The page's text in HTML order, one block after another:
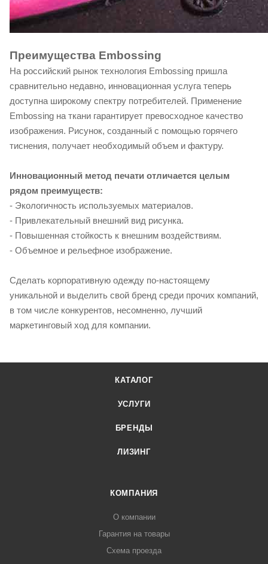
Преимущества Embossing
На российский рынок технология Embossing пришла
сравнительно недавно, инновационная услуга теперь
доступна широкому спектру потребителей. Применение
Embossing на ткани гарантирует превосходное качество
изображения. Рисунок, созданный с помощью горячего
тиснения, получает необходимый объем и фактуру.
Инновационный метод печати отличается целым
рядом преимуществ:
- Экологичность используемых материалов.
- Привлекательный внешний вид рисунка.
- Повышенная стойкость к внешним воздействиям.
- Объемное и рельефное изображение.
Сделать корпоративную одежду по-настоящему
уникальной и выделить свой бренд среди прочих компаний,
в том числе конкурентов, несомненно, лучший
маркетинговый ход для компании.
КАТАЛОГ
УСЛУГИ
БРЕНДЫ
ЛИЗИНГ
КОМПАНИЯ
О компании
Гарантия на товары
Схема проезда